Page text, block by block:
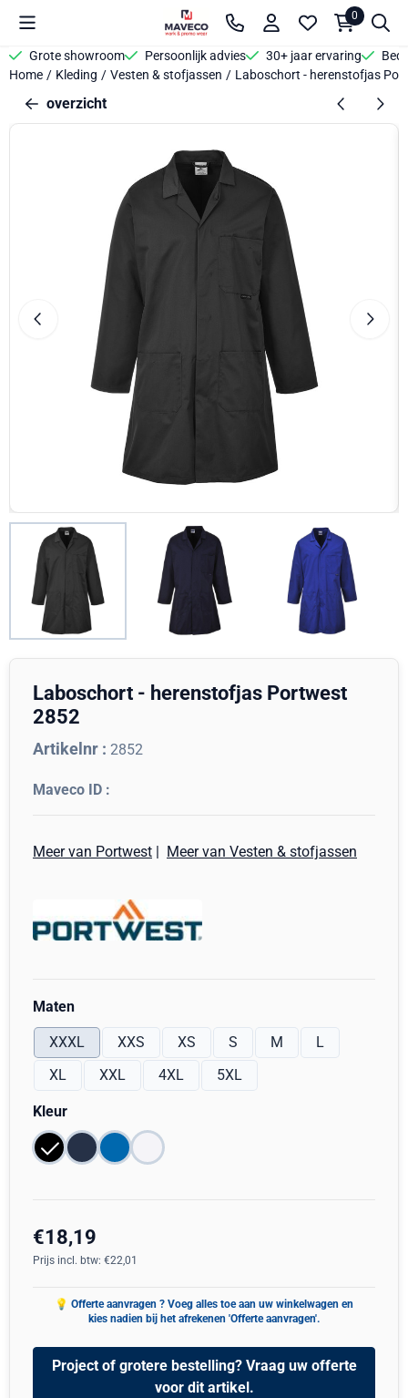
Cookievoorkeuren zijn beschikbaar. Kies instellingen of sta alle
0
Grote showroom Persoonlijk advies 30+ jaar ervaring
Home / Kleding / Vesten & stofjassen / Laboschort - herenstofjas
overzicht
Laboschort - herenstofjas Portwest
2852
Artikelnr : 2852
Maak een keuze voor
Maten
XXXL XXS XS S M
L
XL
XXL 4XL 5XL
Maak een keuze voor
Kleur
€18,19
Prijs incl. btw: €22,01
Project of grotere bestelling? Vraag uw offerte
voor dit artikel.
Meer van Portwest Meer van Vesten & stofjassen